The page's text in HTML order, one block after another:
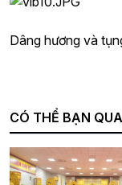
Dâng hương và
CÓ THỂ BẠN